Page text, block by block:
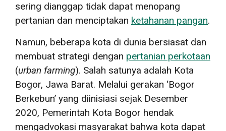
sering dianggap tidak dapat menopang
pertanian dan menciptakan ketahanan pangan.
Namun, beberapa kota di dunia bersiasat dan
membuat strategi dengan pertanian perkotaan
(urban farming). Salah satunya adalah Kota
Bogor, Jawa Barat. Melalui gerakan ‘Bogor
Berkebun’ yang diinisiasi sejak Desember
2020, Pemerintah Kota Bogor hendak
mengadvokasi masyarakat bahwa kota dapat